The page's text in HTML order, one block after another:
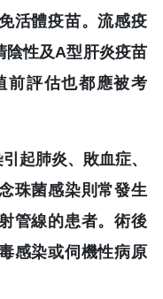
活體疫苗。流感疫
陰性及A型肝炎疫苗
前評估也都應被考
起肺炎、敗血症、
珠菌感染則常發生
管線的患者。術後
感染或伺機性病原